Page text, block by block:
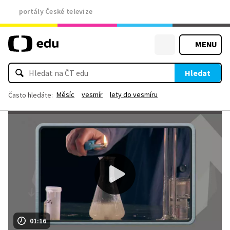
portály České televize
MENU
Hledat
Často hledáte: Měsíc vesmír lety do vesmíru
01:16